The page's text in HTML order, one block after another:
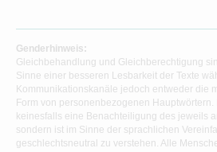
Genderhinweis:
Gleichbehandlung und Gleichberechtigung
Sinne einer besseren Lesbarkeit der Texte
Kommunikationskanäle jedoch entweder die
Form von personenbezogenen
keinesfalls eine Benachteiligung des jeweils
sondern ist im Sinne der sprachlichen
geschlechtsneutral zu verstehen. Alle